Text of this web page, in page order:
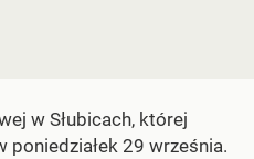
w Słubicach, której
poniedziałek 29 września.